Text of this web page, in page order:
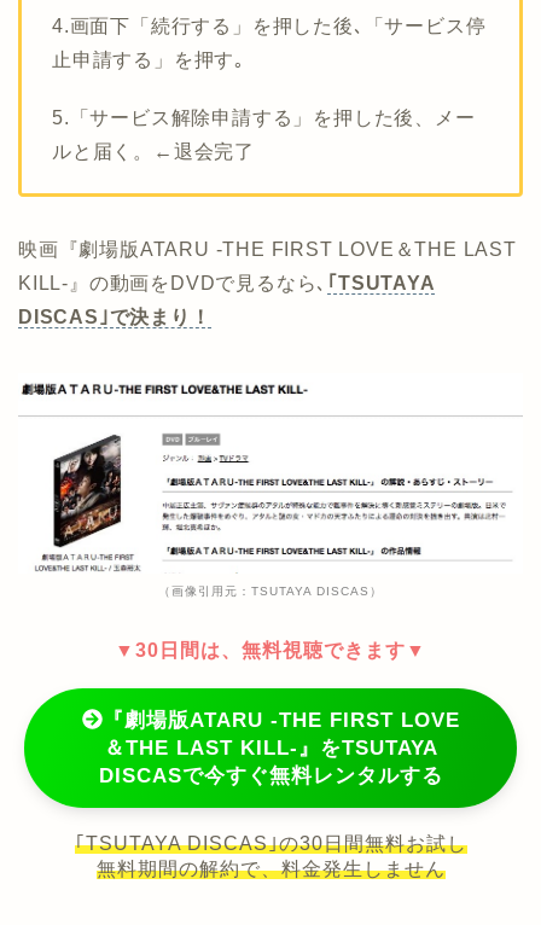
4.画面下「続行する」を押した後､「サービス停
止申請する」を押す｡
5.「サービス解除申請する」を押した後、メー
ルと届く。←退会完了
映画『劇場版ATARU ‐THE FIRST LOVE＆THE LAST
KILL‐』の動画をDVDで見るなら､ ｢TSUTAYA
DISCAS｣で決まり！
（画像引用元：TSUTAYA DISCAS）
▼30日間は、無料視聴できます▼
『劇場版ATARU ‐THE FIRST LOVE
＆THE LAST KILL‐』をTSUTAYA
DISCASで今すぐ無料レンタルする
｢TSUTAYA DISCAS｣の30日間無料お試し
無料期間の解約で、料金発生しません